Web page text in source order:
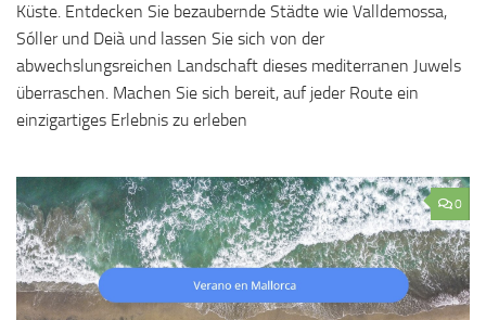
Küste. Entdecken Sie bezaubernde Städte wie Valldemossa,
Sóller und Deià und lassen Sie sich von der
abwechslungsreichen Landschaft dieses mediterranen Juwels
überraschen. Machen Sie sich bereit, auf jeder Route ein
einzigartiges Erlebnis zu erleben
0